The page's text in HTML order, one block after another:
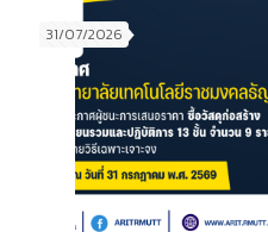
31/07/2026